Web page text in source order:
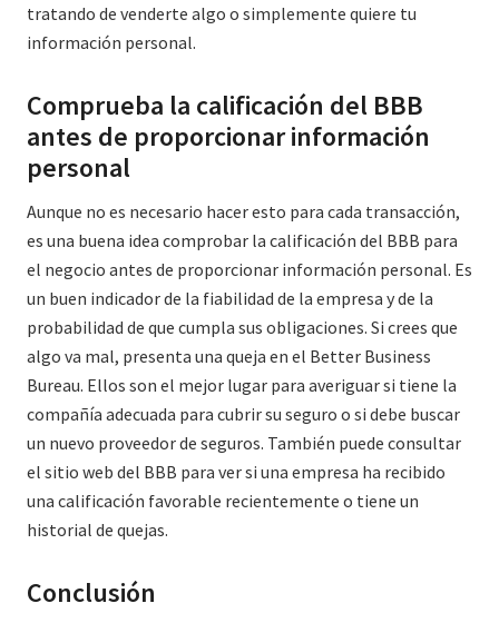
tratando de venderte algo o simplemente quiere tu
información personal.
Comprueba la calificación del BBB
antes de proporcionar información
personal
Aunque no es necesario hacer esto para cada transacción,
es una buena idea comprobar la calificación del BBB para
el negocio antes de proporcionar información personal. Es
un buen indicador de la fiabilidad de la empresa y de la
probabilidad de que cumpla sus obligaciones. Si crees que
algo va mal, presenta una queja en el Better Business
Bureau. Ellos son el mejor lugar para averiguar si tiene la
compañía adecuada para cubrir su seguro o si debe buscar
un nuevo proveedor de seguros. También puede consultar
el sitio web del BBB para ver si una empresa ha recibido
una calificación favorable recientemente o tiene un
historial de quejas.
Conclusión